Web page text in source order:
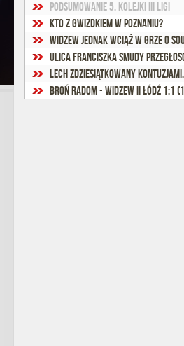
Podsumowanie 5. kolejki III ligi
Kto z gwizdkiem w Poznaniu?
Widzew jednak wciąż w grze o
Ulica Franciszka Smudy
Lech zdziesiątkowany
Broń Radom - Widzew II Łódź 1:1